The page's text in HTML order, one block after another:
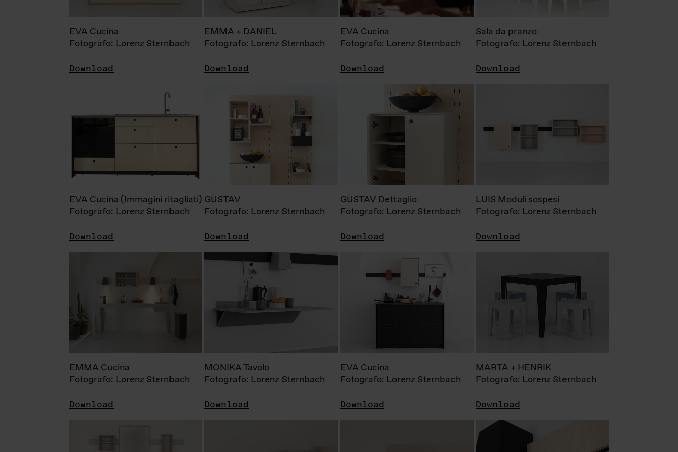
EVA Cucina
Fotografo: Lorenz Sternbach
Download
EMMA + DANIEL
Fotografo: Lorenz Sternbach
Download
EVA Cucina
Fotografo: Lorenz Sternbach
Download
Sala da pranzo
Fotografo: Lorenz Sternbach
Download
EVA Cucina (Immagini ritagliati)
Fotografo: Lorenz Sternbach
Download
GUSTAV
Fotografo: Lorenz Sternbach
Download
GUSTAV Dettaglio
Fotografo: Lorenz Sternbach
Download
LUIS Moduli sospesi
Fotografo: Lorenz Sternbach
Download
EMMA Cucina
Fotografo: Lorenz Sternbach
Download
MONIKA Tavolo
Fotografo: Lorenz Sternbach
Download
EVA Cucina
Fotografo: Lorenz Sternbach
Download
MARTA + HENRIK
Fotografo: Lorenz Sternbach
Download